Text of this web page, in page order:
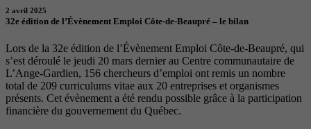
2 avril 2025
32e édition de l’Évènement Emploi Côte-de-Beaupré – le bilan
Lors de la 32e édition de l’Évènement Emploi Côte-de-Beaupré, qui
s’est déroulé le jeudi 20 mars dernier au Centre communautaire de
L’Ange-Gardien, 156 chercheurs d’emploi ont remis un nombre
total de 209 curriculums vitae aux 20 entreprises et organismes
présents. Cet évènement a été rendu possible grâce à la participation
financière du gouvernement du Québec.